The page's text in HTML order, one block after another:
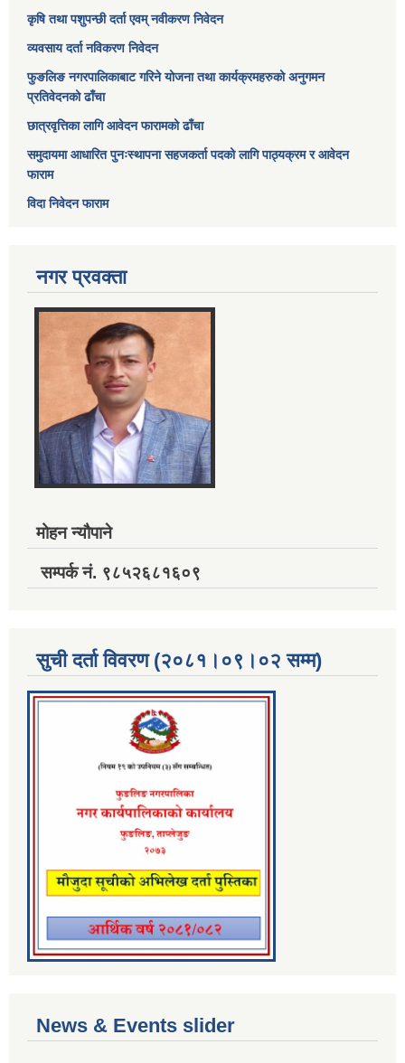
कृषि तथा पशुपन्छी दर्ता एवम् नवीकरण निवेदन
व्यवसाय दर्ता नविकरण निवेदन
फुङलिङ नगरपालिकाबाट गरिने योजना तथा कार्यक्रमहरुको अनुगमन
प्रतिवेदनको ढाँचा
छात्रवृत्तिका लागि आवेदन फारामको ढाँचा
समुदायमा आधारित पुनःस्थापना सहजकर्ता पदको लागि पाठ्यक्रम र आवेदन
फाराम
विदा निवेदन फाराम
नगर प्रवक्ता
मोहन न्यौपाने
सम्पर्क नं. ९८५२६८१६०९
सुची दर्ता विवरण (२०८१।०९।०२ सम्म)
News & Events slider